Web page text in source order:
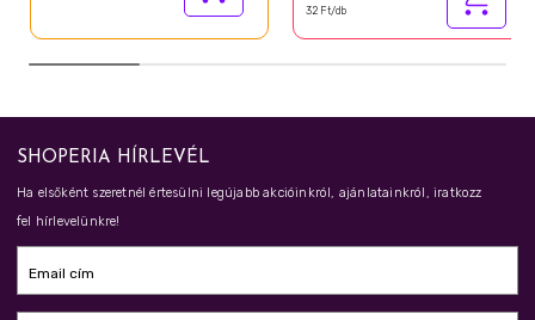
32 Ft/db
SHOPERIA HÍRLEVÉL
Ha elsőként szeretnél értesülni legújabb akcióinkról, ajánlatainkról, iratkozz
fel hírlevelünkre!
Email cím